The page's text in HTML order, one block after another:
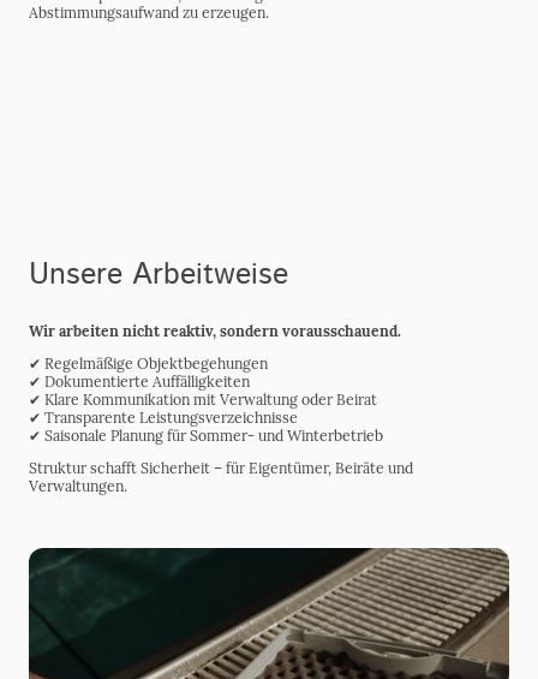
Abstimmungsaufwand zu erzeugen.
Unsere Arbeitweise
Wir arbeiten nicht reaktiv, sondern vorausschauend.
✔ Regelmäßige Objektbegehungen
✔ Dokumentierte Auffälligkeiten
✔ Klare Kommunikation mit Verwaltung oder Beirat
✔ Transparente Leistungsverzeichnisse
✔ Saisonale Planung für Sommer- und Winterbetrieb
Struktur schafft Sicherheit – für Eigentümer, Beiräte und
Verwaltungen.